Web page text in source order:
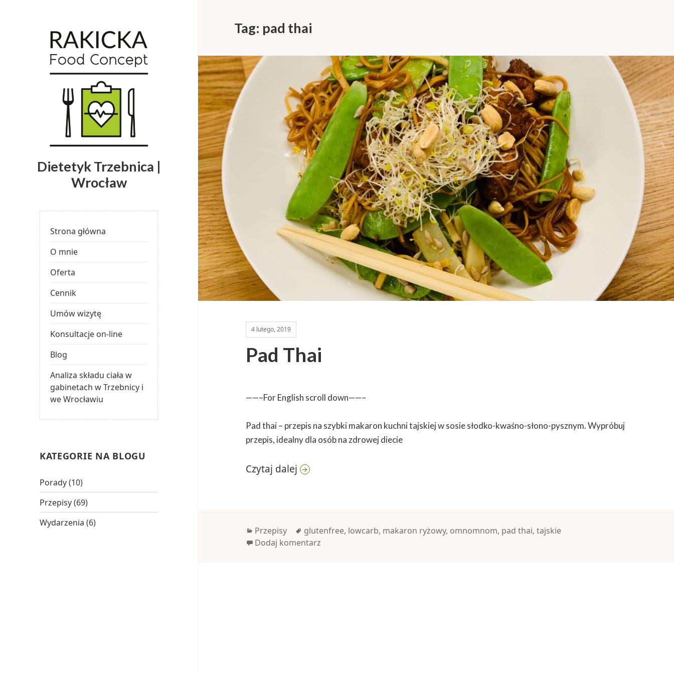
Dietetyk Trzebnica |
Wrocław
Strona główna
O mnie
Oferta
Cennik
Umów wizytę
Konsultacje on-line
Blog
Analiza składu ciała w
gabinetach w Trzebnicy i
we Wrocławiu
KATEGORIE NA BLOGU
Porady(10)
Przepisy(69)
Wydarzenia (6)
Tag: pad thai
4 lutego, 2019
Pad Thai
——–For English scroll down——–
Pad thai – przepis na szybki makaron kuchni tajskiej w sosie słodko-kwaśno-słono-pysznym. Wypróbuj
przepis, idealny dla osób na zdrowej diecie
Czytaj dalejPad Thai
Kategorie
Przepisy Tagi
glutenfree, lowcarb, makaron ryżowy, omnomnom, pad thai,tajskie
Dodaj komentarz